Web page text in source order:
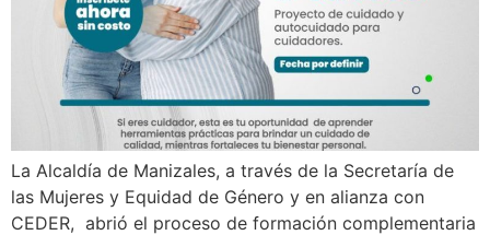
La Alcaldía de Manizales, a través de la Secretaría de
las Mujeres y Equidad de Género y en alianza con
CEDER, abrió el proceso de formación complementaria